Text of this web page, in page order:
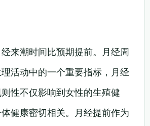
来潮时间比预期提前。月经周
活动中的一个重要指标，月经
性不仅影响到女性的生殖健
健康密切相关。月经提前作为